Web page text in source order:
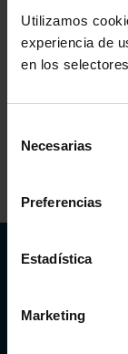
Utilizamos
experiencia de
en los
Necesarias
Preferencias
Estadística
Marketing